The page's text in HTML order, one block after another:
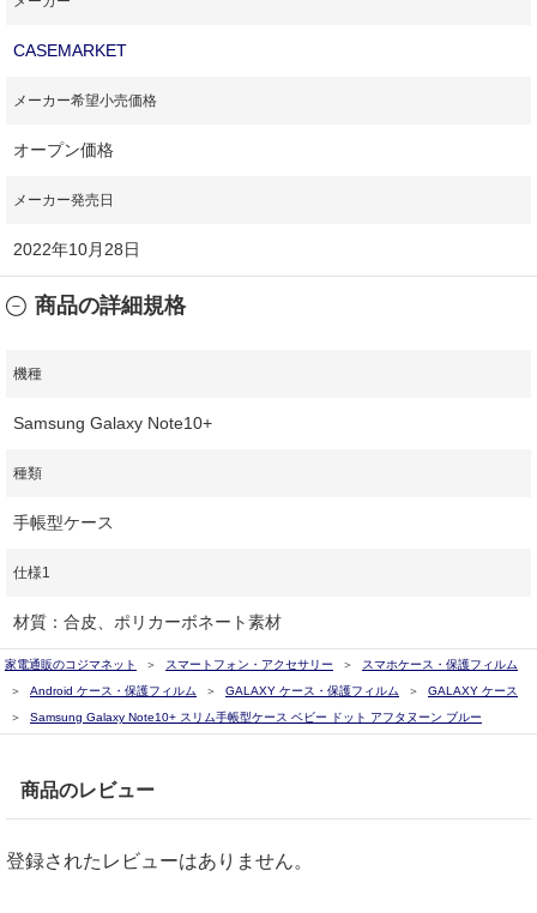
CASEMARKET
メーカー希望小売価格
オープン価格
メーカー発売日
2022年10月28日
商品の詳細規格
機種
Samsung Galaxy Note10+
種類
手帳型ケース
仕様1
材質：合皮、ポリカーボネート素材
家電通販のコジマネット スマートフォン・アクセサリー
スマホケース・保護フィルム
Android ケース・保護フィルム
GALAXY ケース・保護フィルム
GALAXY ケース
Samsung Galaxy Note10+ スリム手帳型ケース ベビー ドット アフタヌーン ブルー
商品のレビュー
登録されたレビューはありません。